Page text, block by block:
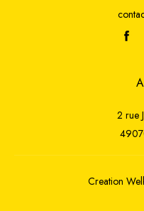
2 rue
Creation